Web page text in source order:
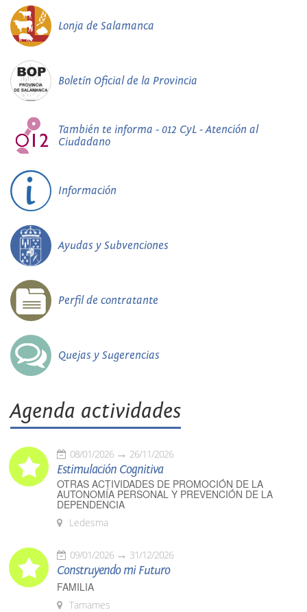
Lonja de Salamanca
Boletín Oficial de la Provincia
También te informa - 012 CyL - Atención al
Ciudadano
Información
Ayudas y Subvenciones
Perfil de contratante
Quejas y Sugerencias
Agenda actividades
08/01/2026 26/11/2026
Estimulación Cognitiva
OTRAS ACTIVIDADES DE PROMOCIÓN DE LA
AUTONOMÍA PERSONAL Y PREVENCIÓN DE LA
DEPENDENCIA
Ledesma
09/01/2026 31/12/2026
Construyendo mi Futuro
FAMILIA
Tamames